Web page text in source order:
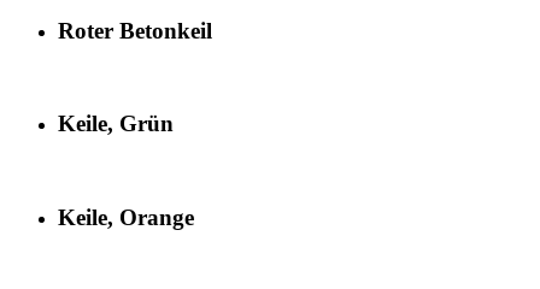
Roter Betonkeil
Keile, Grün
Keile, Orange